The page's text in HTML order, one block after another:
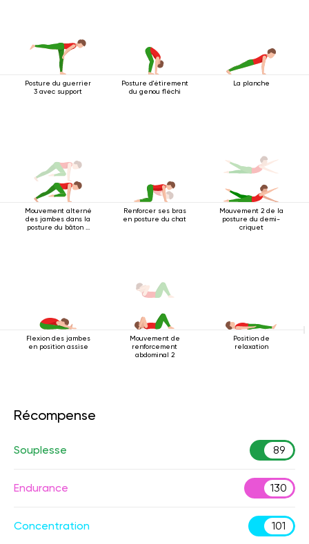
Posture du guerrier
3 avec support
Posture d'étirement
du genou fléchi
La planche
Mouvement alterné
des jambes dans la
posture du bâton à
Renforcer ses bras
en posture du chat
Mouvement 2 de la
posture du demi-
criquet
Flexion des jambes
en position assise
Mouvement de
renforcement
abdominal 2
Position de
relaxation
Récompense
Souplesse 89
Endurance 130
Concentration 101